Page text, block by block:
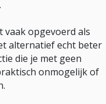
opgevoerd als
alternatief echt beter
die je met geen
onmogelijk of